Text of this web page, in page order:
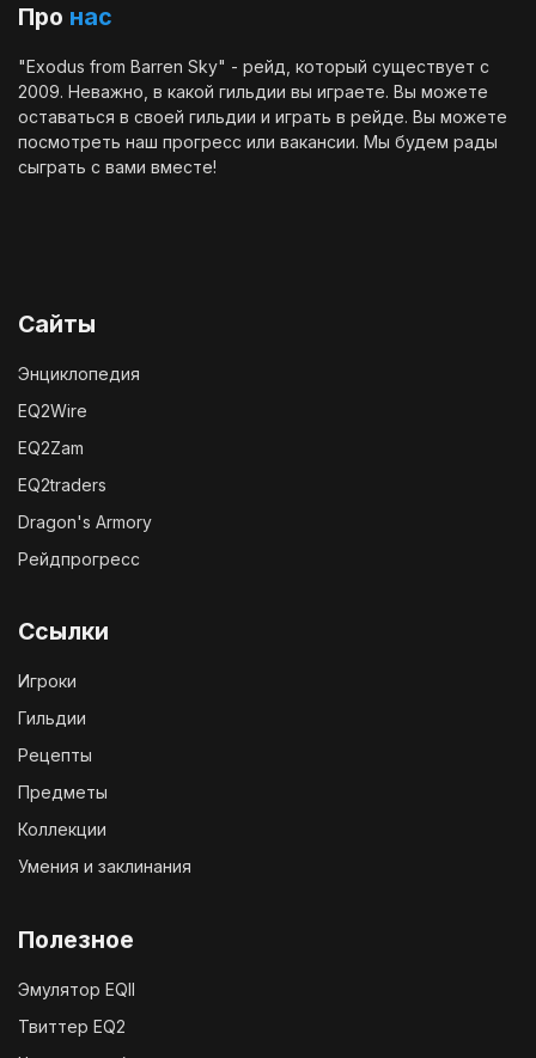
Про нас
"Exodus from Barren Sky" - рейд, который существует с
2009. Неважно, в какой гильдии вы играете. Вы можете
оставаться в своей гильдии и играть в рейде. Вы можете
посмотреть наш прогресс или вакансии. Мы будем рады
сыграть с вами вместе!
Сайты
Энциклопедия
EQ2Wire
EQ2Zam
EQ2traders
Dragon's Armory
Рейдпрогресс
Ссылки
Игроки
Гильдии
Рецепты
Предметы
Коллекции
Умения и заклинания
Полезное
Эмулятор EQII
Твиттер EQ2